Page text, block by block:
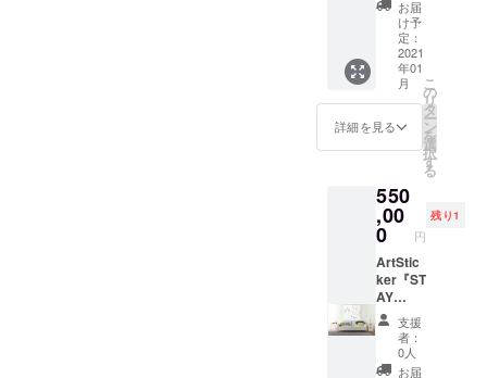
送致し
ます。
ださ
い。 ※
備考欄
にご記
載がな
い場合
は、こ
ちらで
テーマ
させて
いただ
きま
す。 飾
る場所
がお決
まりで
したら
お知ら
せくだ
さい。
バルセ
ロナ芸
術セン
ター
Espron
ceda 滞
在制作
品 Joy
2019
0cm バ
ルセロ
ナから
日本へ
配送
し、キ
ズなど
があれ
ば修復
しま
す。
お届
け予
定：
2021
年01
月
詳細を見る
こ
の
リ
タ
ー
ン
を
選
択
す
る
550
,00
0 円
残り1
ArtStic
ker『ST
AY
HOME
』展
展示作
品
支援
者：
0人
お届